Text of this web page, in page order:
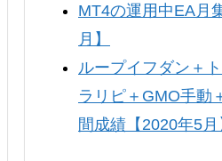
MT4の運用中EA月
月】
ループイフダン＋
ラリピ＋GMO手動
間成績【2020年5月